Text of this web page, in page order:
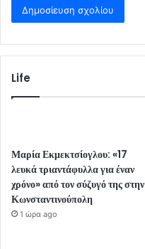
Life
Μαρία Εκμεκτσίογλου: «17
λευκά τριαντάφυλλα για έναν
χρόνο» από τον σύζυγό της στην
Κωνσταντινούπολη
1 ώρα ago